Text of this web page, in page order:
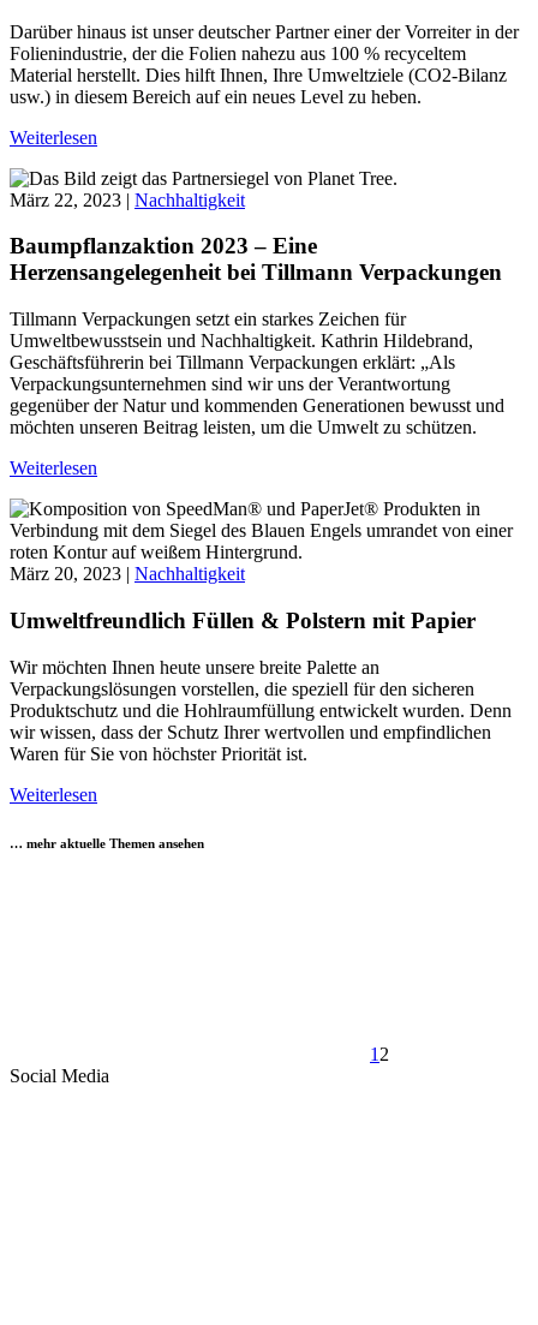
Darüber hinaus ist unser deutscher Partner einer der Vorreiter in der
Folienindustrie, der die Folien nahezu aus 100 % recyceltem
Material herstellt. Dies hilft Ihnen, Ihre Umweltziele (CO2-Bilanz
usw.) in diesem Bereich auf ein neues Level zu heben.
Weiterlesen
März 22, 2023 | Nachhaltigkeit
Baumpflanzaktion 2023 – Eine
Herzensangelegenheit bei Tillmann Verpackungen
Tillmann Verpackungen setzt ein starkes Zeichen für
Umweltbewusstsein und Nachhaltigkeit. Kathrin Hildebrand,
Geschäftsführerin bei Tillmann Verpackungen erklärt: „Als
Verpackungsunternehmen sind wir uns der Verantwortung
gegenüber der Natur und kommenden Generationen bewusst und
möchten unseren Beitrag leisten, um die Umwelt zu schützen.
Weiterlesen
März 20, 2023 | Nachhaltigkeit
Umweltfreundlich Füllen & Polstern mit Papier
Wir möchten Ihnen heute unsere breite Palette an
Verpackungslösungen vorstellen, die speziell für den sicheren
Produktschutz und die Hohlraumfüllung entwickelt wurden. Denn
wir wissen, dass der Schutz Ihrer wertvollen und empfindlichen
Waren für Sie von höchster Priorität ist.
Weiterlesen
… mehr aktuelle Themen ansehen
1 2
Social Media